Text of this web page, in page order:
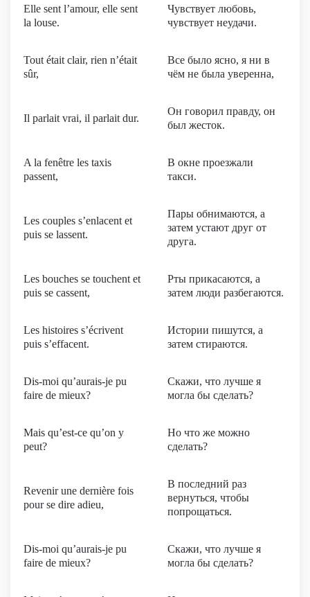
Elle sent l’amour, elle sent
la louse.
Чувствует любовь,
чувствует неудачи.
Tout était clair, rien n’était
sûr,
Все было ясно, я ни в
чём не была уверенна,
Il parlait vrai, il parlait dur.
Он говорил правду, он
был жесток.
A la fenêtre les taxis
passent,
В окне проезжали
такси.
Les couples s’enlacent et
puis se lassent.
Пары обнимаются, а
затем устают друг от
друга.
Les bouches se touchent et
puis se cassent,
Рты прикасаются, а
затем люди разбегаются.
Les histoires s’écrivent
puis s’effacent.
Истории пишутся, а
затем стираются.
Dis-moi qu’aurais-je pu
faire de mieux?
Скажи, что лучше я
могла бы сделать?
Mais qu’est-ce qu’on y
peut?
Но что же можно
сделать?
Revenir une dernière fois
pour se dire adieu,
В последний раз
вернуться, чтобы
попрощаться.
Dis-moi qu’aurais-je pu
faire de mieux?
Скажи, что лучше я
могла бы сделать?